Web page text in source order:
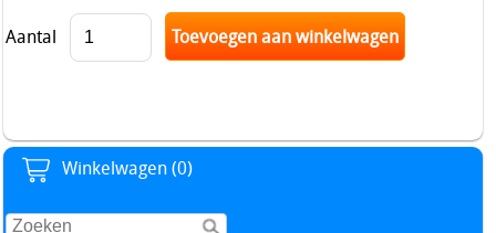
Winkelwagen (0)
Aantal